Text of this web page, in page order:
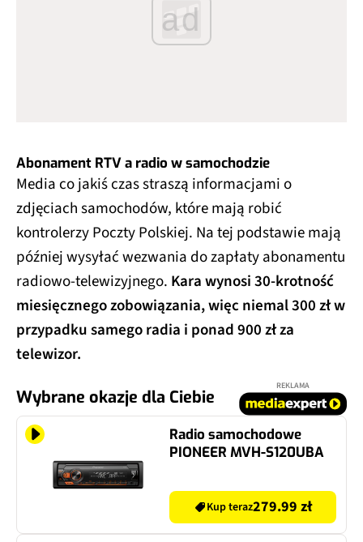
ad
Abonament RTV a radio w samochodzie
Media co jakiś czas straszą informacjami o
zdjęciach samochodów, które mają robić
kontrolerzy Poczty Polskiej. Na tej podstawie mają
później wysyłać wezwania do zapłaty abonamentu
radiowo-telewizyjnego. Kara wynosi 30-krotność
miesięcznego zobowiązania, więc niemal 300 zł w
przypadku samego radia i ponad 900 zł za
telewizor.
Wybrane okazje dla Ciebie
REKLAMA
Radio samochodowe
PIONEER MVH-S120UBA
Kup teraz279.99 zł